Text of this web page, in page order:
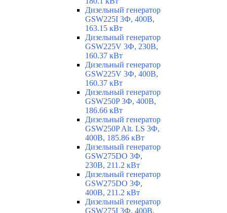
Дизельный генератор
GSW225I 3Ф, 400В,
163.15 кВт
Дизельный генератор
GSW225V 3Ф, 230В,
160.37 кВт
Дизельный генератор
GSW225V 3Ф, 400В,
160.37 кВт
Дизельный генератор
GSW250P 3Ф, 400В,
186.66 кВт
Дизельный генератор
GSW250P Alt. LS 3Ф,
400В, 185.86 кВт
Дизельный генератор
GSW275DO 3Ф,
230В, 211.2 кВт
Дизельный генератор
GSW275DO 3Ф,
400В, 211.2 кВт
Дизельный генератор
GSW275I 3Ф, 400В,